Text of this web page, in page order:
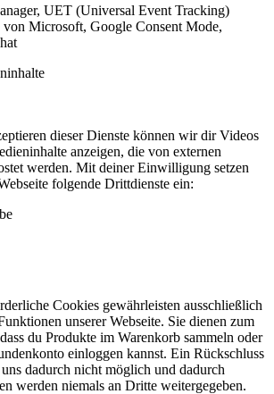
UET (Universal Event Tracking)
von Microsoft, Google Consent Mode,
dieser Dienste können wir dir Videos
anzeigen, die von externen
werden. Mit deiner Einwilligung setzen
folgende Drittdienste ein:
Cookies gewährleisten ausschließlich
unserer Webseite. Sie dienen zum
du Produkte im Warenkorb sammeln oder
einloggen kannst. Ein Rückschluss
dadurch nicht möglich und dadurch
werden niemals an Dritte weitergegeben.